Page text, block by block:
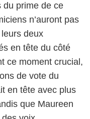
du prime de ce
n’auront pas
deux
en tête du côté
ce moment crucial,
de vote du
en tête avec plus
que Maureen